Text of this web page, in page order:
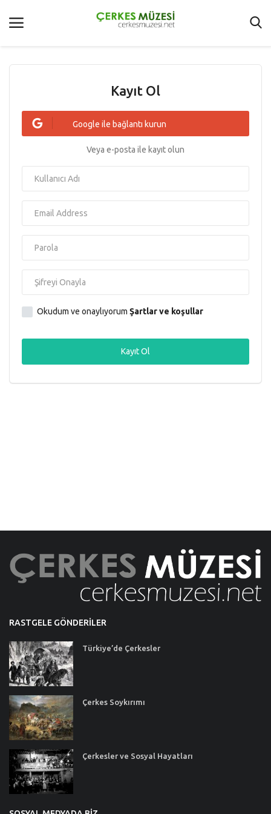
Şartlar Ve Koşullar
Çerkes Dünyası
Galeri
Oturum Aç
Kayıt Ol
Google ile bağlantı kurun
Veya e-posta ile kayıt olun
Okudum ve onaylıyorumŞartlar ve koşullar
Kayıt Ol
RASTGELE GÖNDERILER
Türkiye’de Çerkesler
Çerkes Soykırımı
Çerkesler ve Sosyal Hayatları